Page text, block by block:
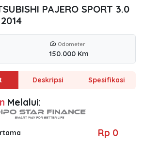
PAJERO SPORT 3.0
Odometer
150.000 Km
Deskripsi Spesifikasi
Melalui:
Rp 0